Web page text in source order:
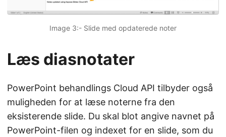
Image 3:- Slide med opdaterede noter
Læs diasnotater
PowerPoint behandlings Cloud API tilbyder også
muligheden for at læse noterne fra den
eksisterende slide. Du skal blot angive navnet på
PowerPoint-filen og indexet for en slide, som du